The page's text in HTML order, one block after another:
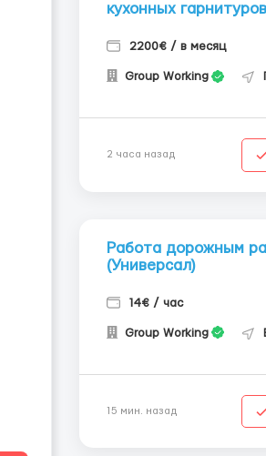
кухонных гарнитуров
2200€ / в месяц
Group Working
2 часа назад
Работа дорожным
(Универсал)
14€ / час
Group Working
15 мин. назад